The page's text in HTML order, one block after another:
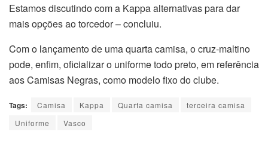
Estamos discutindo com a Kappa alternativas para dar
mais opções ao torcedor – concluiu.
Com o lançamento de uma quarta camisa, o cruz-maltino
pode, enfim, oficializar o uniforme todo preto, em referência
aos Camisas Negras, como modelo fixo do clube.
Tags: Camisa Kappa Quarta camisa
terceira camisa
Uniforme
Vasco